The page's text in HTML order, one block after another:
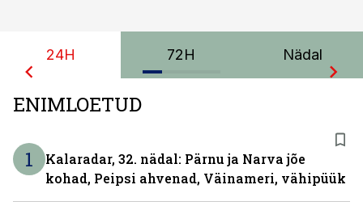
24H 72H Nädal
ENIMLOETUD
1
Kalaradar, 32. nädal: Pärnu ja Narva jõe
kohad, Peipsi ahvenad, Väinameri, vähipüük